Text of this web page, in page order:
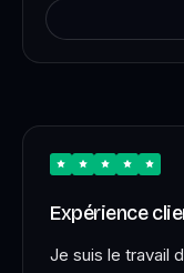
Expérience
Je suis le travail